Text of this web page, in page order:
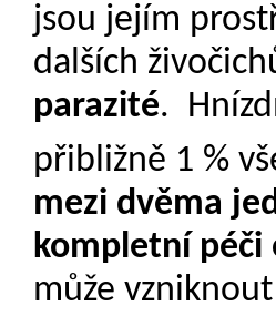
jsou jejím
dalších
parazité.
přibližně 1 %
mezi dvěma
kompletní péči
může